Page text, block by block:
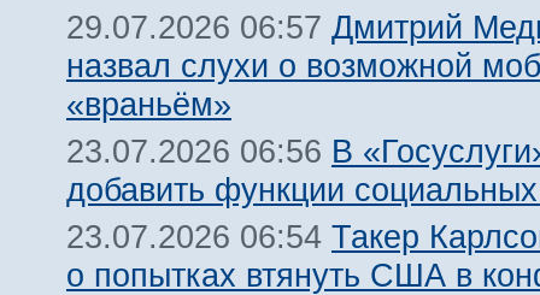
29.07.2026 06:57 Дмитрий
назвал слухи о возможной
«враньём»
23.07.2026 06:56 В
добавить функции
23.07.2026 06:54 Такер
о попытках втянуть США в